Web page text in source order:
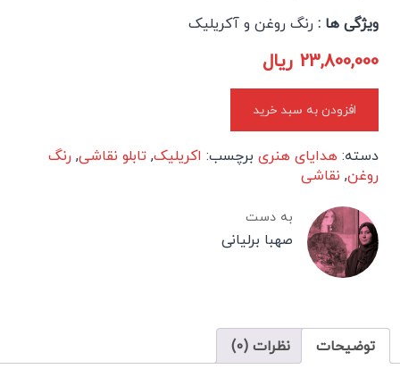
ویژگی ها : رنگ روغن و آکریلیک
23,800,000 ریال
افزودن به سبد خرید
دسته:هدایای هنری برچسب: اکریلیک,تابلو نقاشی, رنگ
روغن, نقاشی
به دست
صهبا برلیانی
توضیحات نظرات (0)